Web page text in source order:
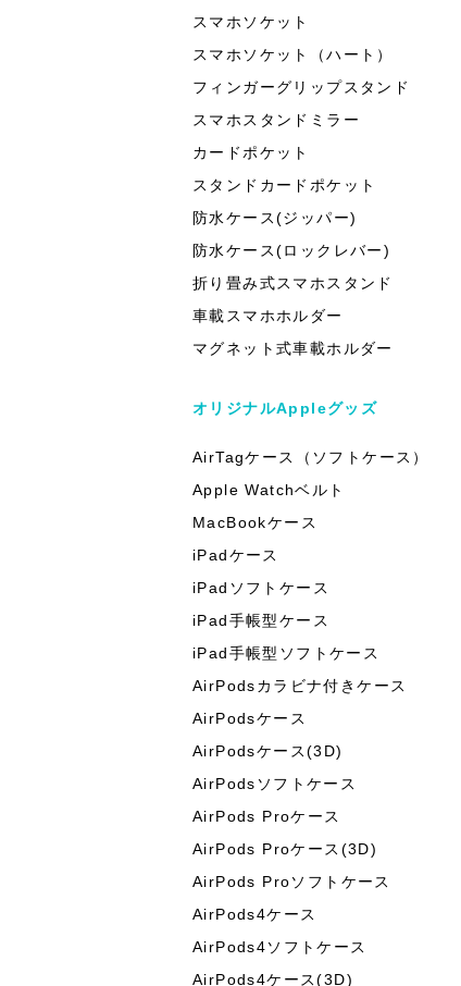
スマホソケット
スマホソケット（ハート）
フィンガーグリップスタンド
スマホスタンドミラー
カードポケット
スタンドカードポケット
防水ケース(ジッパー)
防水ケース(ロックレバー)
折り畳み式スマホスタンド
車載スマホホルダー
マグネット式車載ホルダー
オリジナルAppleグッズ
AirTagケース（ソフトケース）
Apple Watchベルト
MacBookケース
iPadケース
iPadソフトケース
iPad手帳型ケース
iPad手帳型ソフトケース
AirPodsカラビナ付きケース
AirPodsケース
AirPodsケース(3D)
AirPodsソフトケース
AirPods Proケース
AirPods Proケース(3D)
AirPods Proソフトケース
AirPods4ケース
AirPods4ソフトケース
AirPods4ケース(3D)